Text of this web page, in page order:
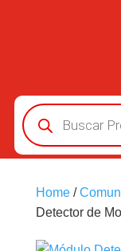
Búsqueda
de
productos
Home/
Detector de